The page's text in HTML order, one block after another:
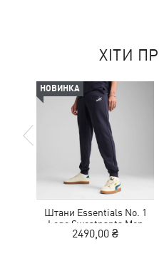
ХІТИ
НОВИНКА
Штани Essentials No. 1
Logo Sweatpants Men
2490,00 ₴